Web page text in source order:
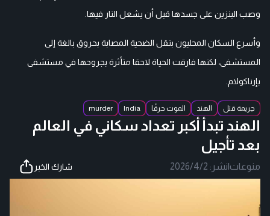
وصب البنزين على جسدها قبل أن يشعل النار فيها.
وأسرع السكان المحليون بنقل الضحية المصابة بحروق بالغة إلى
المستشفى، لكنها فارقت الحياة لاحقا متأثرة بجروحها في مستشفى
بإرناكولام.
جريمة قتل الهند الموت حرقًا India
murder
الهند تبدأ أكبر تعداد سكاني في العالم
بعد تأجيل
منوعات|نشر: 2026/4/2 شارك الخبر